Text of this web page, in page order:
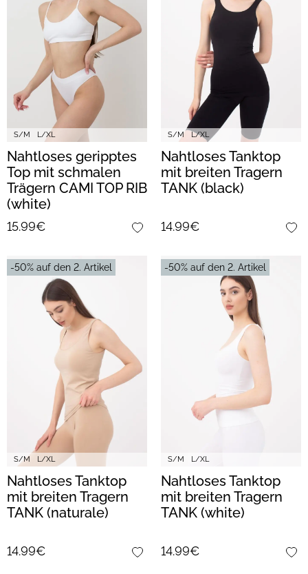
S/M L/XL
Nahtloses geripptes
Top mit schmalen
Trägern CAMI TOP RIB
(white)
15.99€
S/M L/XL
Nahtloses Tanktop
mit breiten Tragern
TANK (black)
14.99€
S/M L/XL
-50% auf den 2. Artikel
Nahtloses Tanktop
mit breiten Tragern
TANK (naturale)
14.99€
S/M L/XL
-50% auf den 2. Artikel
Nahtloses Tanktop
mit breiten Tragern
TANK (white)
14.99€